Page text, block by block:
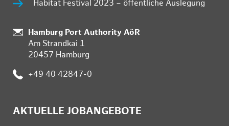
Habitat Festival 2023 – öffentliche Auslegung
:
Hamburg Port Authority AöR
Am Strandkai 1
20457 Hamburg
: +49 40 42847-0
AKTUELLE JOBANGEBOTE